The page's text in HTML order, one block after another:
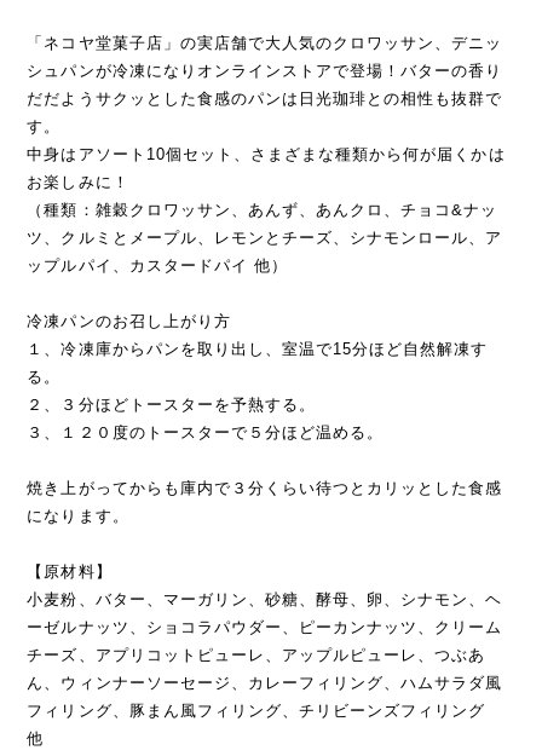
「ネコヤ堂菓子店」の実店舗で大人気のクロワッサン、デニッ
シュパンが冷凍になりオンラインストアで登場！バターの香り
だだようサクッとした食感のパンは日光珈琲との相性も抜群で
す。
中身はアソート10個セット、さまざまな種類から何が届くかは
お楽しみに！
（種類：雑穀クロワッサン、あんず、あんクロ、チョコ&ナッ
ツ、クルミとメープル、レモンとチーズ、シナモンロール、ア
ップルパイ、カスタードパイ 他）
冷凍パンのお召し上がり方
１、冷凍庫からパンを取り出し、室温で15分ほど自然解凍す
る。
２、３分ほどトースターを予熱する。
３、１２０度のトースターで５分ほど温める。
焼き上がってからも庫内で３分くらい待つとカリッとした食感
になります。
【原材料】
小麦粉、バター、マーガリン、砂糖、酵母、卵、シナモン、ヘ
ーゼルナッツ、ショコラパウダー、ピーカンナッツ、クリーム
チーズ、アプリコットピューレ、アップルピューレ、つぶあ
ん、ウィンナーソーセージ、カレーフィリング、ハムサラダ風
フィリング、豚まん風フィリング、チリビーンズフィリング
他